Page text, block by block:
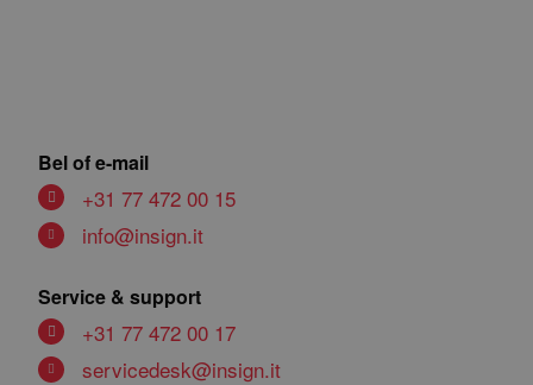
Bel of e-mail
+31 77 472 00 15
info@insign.it
Service & support
+31 77 472 00 17
servicedesk@insign.it